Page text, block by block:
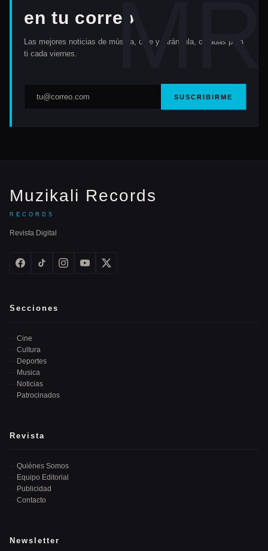
en tu correo
Las mejores noticias de música, cine y farándula, curadas para
ti cada viernes.
SUSCRIBIRME
Muzikali Records
RECORDS
Revista Digital
Secciones
Cine
Cultura
Deportes
Musica
Noticias
Patrocinados
Revista
Quiénes Somos
Equipo Editorial
Publicidad
Contacto
Newsletter